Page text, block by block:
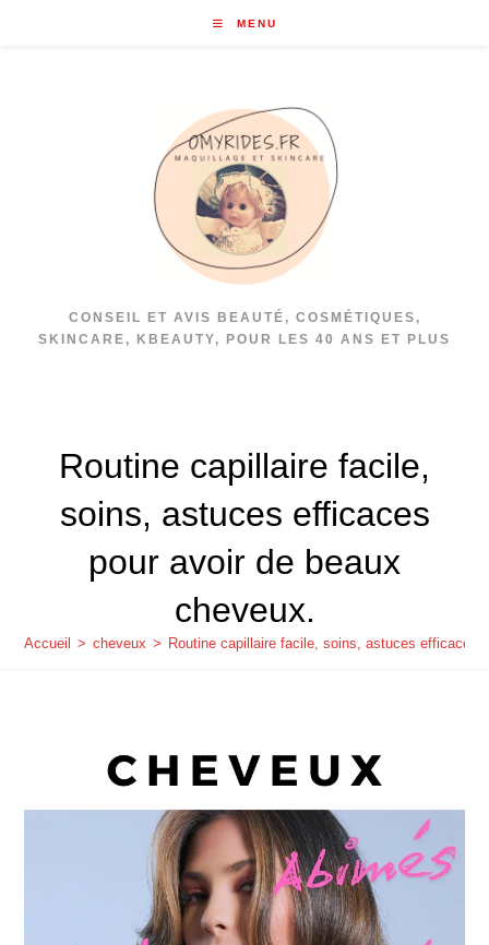
MENU
CONSEIL ET AVIS BEAUTÉ, COSMÉTIQUES,
SKINCARE, KBEAUTY, POUR LES 40 ANS ET PLUS
Routine capillaire facile,
soins, astuces efficaces
pour avoir de beaux
cheveux.
Accueil > cheveux > Routine capillaire facile, soins, astuces efficaces